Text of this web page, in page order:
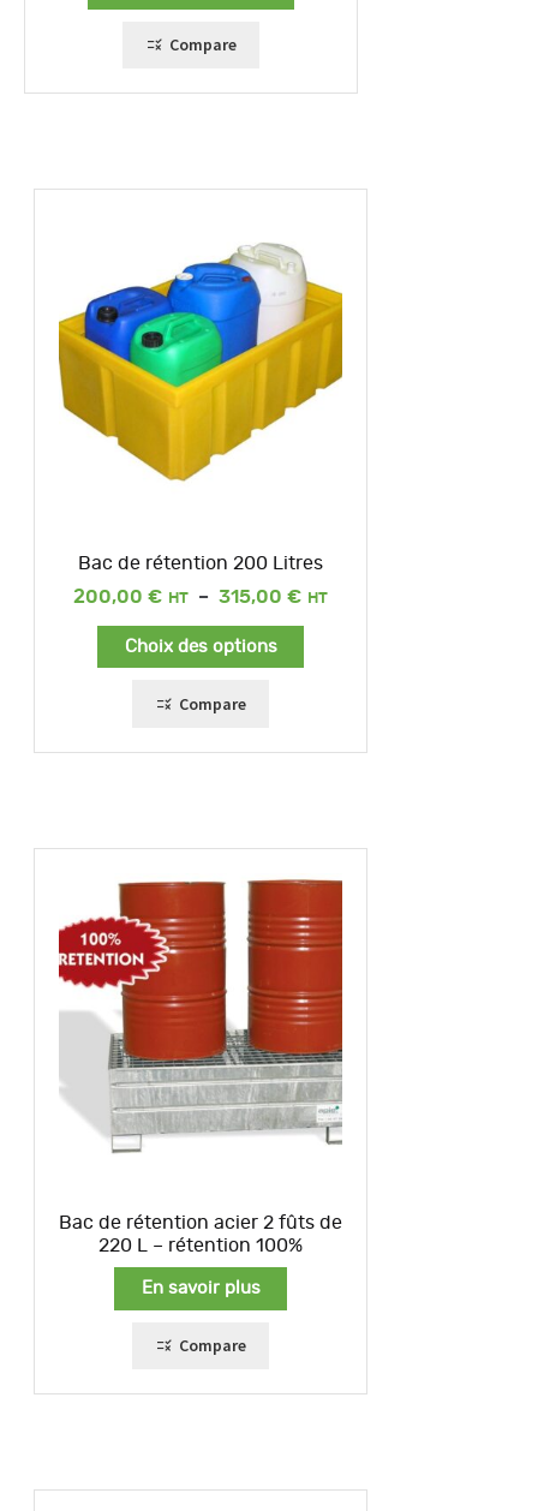
Compare
Bac de rétention 200 Litres
200,00 € – 315,00 €
Plage
Choix des options
Compare
Bac de rétention acier 2 fûts de
220 L – rétention 100%
En savoir plus
Compare